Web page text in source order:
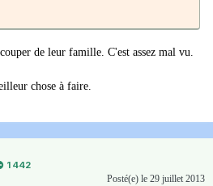
de leur famille. C'est assez mal vu.
chose à faire.
1 442
Posté(e) le 29 juillet 2013